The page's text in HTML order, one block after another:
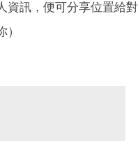
資訊，便可分享位置給對